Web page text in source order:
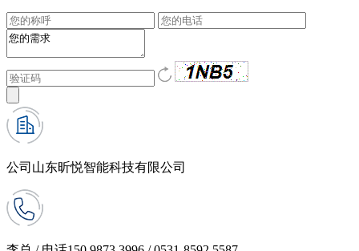
公司 山东昕悦智能科技有限公司